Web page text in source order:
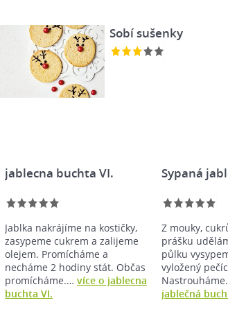
Sobí sušenky
jablecna buchta VI.
Jablka nakrájíme na kostičky,
zasypeme cukrem a zalijeme
olejem. Promícháme a
necháme 2 hodiny stát. Občas
promícháme.… více o jablecna
buchta VI.
Sypaná
Z mouky,
prášku
půlku
vyložený
jablečná